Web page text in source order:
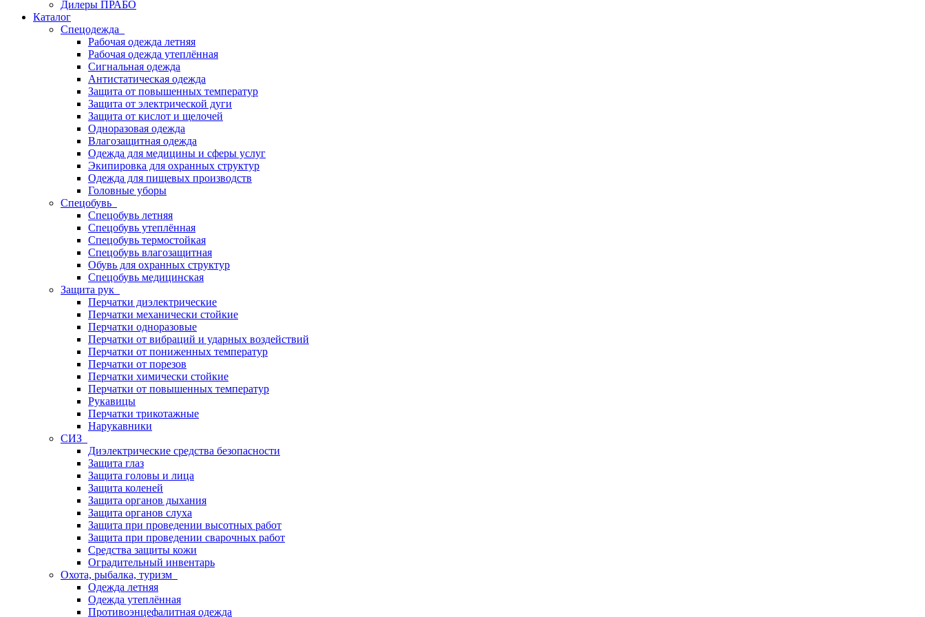
Дилеры ПРАБО
Каталог
Спецодежда
Рабочая одежда летняя
Рабочая одежда утеплённая
Сигнальная одежда
Антистатическая одежда
Защита от повышенных температур
Защита от электрической дуги
Защита от кислот и щелочей
Одноразовая одежда
Влагозащитная одежда
Одежда для медицины и сферы услуг
Экипировка для охранных структур
Одежда для пищевых производств
Головные уборы
Спецобувь
Спецобувь летняя
Спецобувь утеплённая
Спецобувь термостойкая
Спецобувь влагозащитная
Обувь для охранных структур
Спецобувь медицинская
Защита рук
Перчатки диэлектрические
Перчатки механически стойкие
Перчатки одноразовые
Перчатки от вибраций и ударных воздействий
Перчатки от пониженных температур
Перчатки от порезов
Перчатки химически стойкие
Перчатки от повышенных температур
Рукавицы
Перчатки трикотажные
Нарукавники
СИЗ
Диэлектрические средства безопасности
Защита глаз
Защита головы и лица
Защита коленей
Защита органов дыхания
Защита органов слуха
Защита при проведении высотных работ
Защита при проведении сварочных работ
Средства защиты кожи
Оградительный инвентарь
Охота, рыбалка, туризм
Одежда летняя
Одежда утеплённая
Противоэнцефалитная одежда